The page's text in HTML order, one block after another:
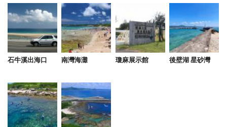
石牛溪出海口 南灣海灘 瓊麻展示館 後壁湖 星砂灣